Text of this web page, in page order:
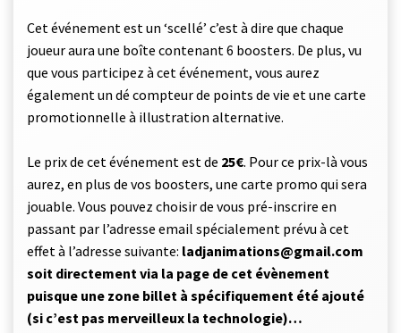
Cet événement est un ‘scellé’ c’est à dire que chaque
joueur aura une boîte contenant 6 boosters. De plus, vu
que vous participez à cet événement, vous aurez
également un dé compteur de points de vie et une carte
promotionnelle à illustration alternative.
Le prix de cet événement est de 25€. Pour ce prix-là vous
aurez, en plus de vos boosters, une carte promo qui sera
jouable. Vous pouvez choisir de vous pré-inscrire en
passant par l’adresse email spécialement prévu à cet
effet à l’adresse suivante: ladjanimations@gmail.com
soit directement via la page de cet évènement
puisque une zone billet à spécifiquement été ajouté
(si c’est pas merveilleux la technologie)…